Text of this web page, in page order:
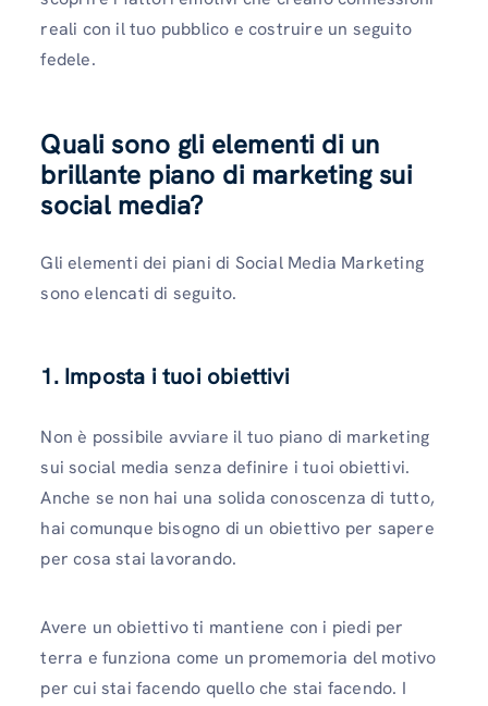
reali con il tuo pubblico e costruire un seguito
fedele.
Quali sono gli elementi di un
brillante piano di marketing sui
social media?
Gli elementi dei piani di Social Media Marketing
sono elencati di seguito.
1. Imposta i tuoi obiettivi
Non è possibile avviare il tuo piano di marketing
sui social media senza definire i tuoi obiettivi.
Anche se non hai una solida conoscenza di tutto,
hai comunque bisogno di un obiettivo per sapere
per cosa stai lavorando.
Avere un obiettivo ti mantiene con i piedi per
terra e funziona come un promemoria del motivo
per cui stai facendo quello che stai facendo. I